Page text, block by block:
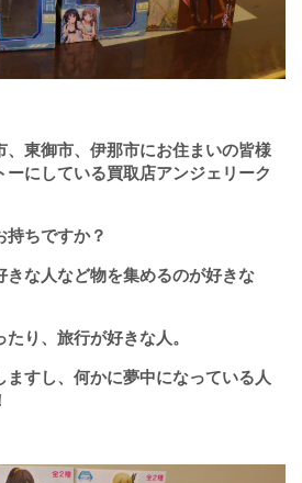
、東御市、伊那市にお住まいの皆様
ーにしている買取店アンジェリーク
持ちですか？
きな人など物を集めるのが好きな
り、旅行が好きな人。
ますし、何かに夢中になっている人